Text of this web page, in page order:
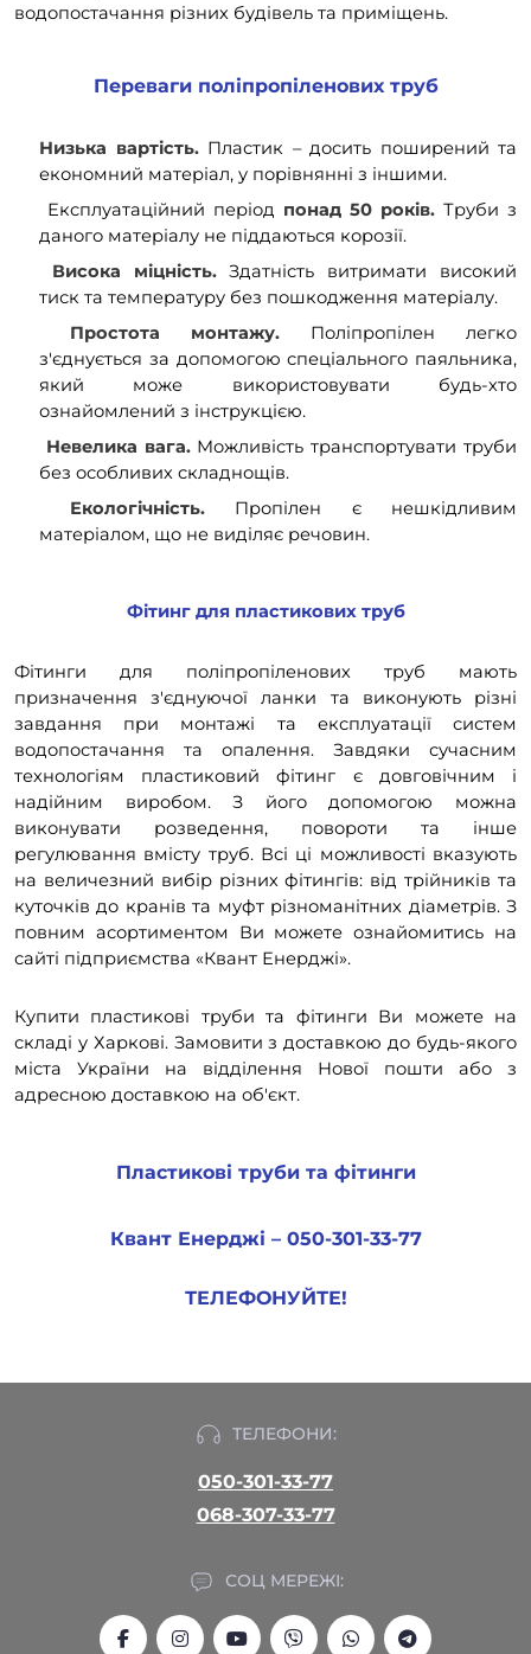
водопостачання різних будівель та приміщень.
Переваги поліпропіленових труб
Низька вартість.Пластик – досить поширений та
економний матеріал, у порівнянні з іншими.
Експлуатаційний період понад 50 років. Труби з
даного матеріалу не піддаються корозії.
Висока міцність.Здатність витримати високий
тиск та температуру без пошкодження матеріалу.
Простота монтажу. Поліпропілен легко
з'єднується за допомогою спеціального паяльника,
який може використовувати будь-хто
ознайомлений з інструкцією.
Невелика вага. Можливість транспортувати труби
без особливих складнощів.
Екологічність.Пропілен є нешкідливим
матеріалом, що не виділяє речовин.
Фітинг для пластикових труб
Фітинги для поліпропіленових труб мають
призначення з'єднуючої ланки та виконують різні
завдання при монтажі та експлуатації систем
водопостачання та опалення. Завдяки сучасним
технологіям пластиковий фітинг є довговічним і
надійним виробом. З його допомогою можна
виконувати розведення, повороти та інше
регулювання вмісту труб. Всі ці можливості вказують
на величезний вибір різних фітингів: від трійників та
куточків до кранів та муфт різноманітних діаметрів. З
повним асортиментом Ви можете ознайомитись на
сайті підприємства «Квант Енерджі».
Купити пластикові труби та фітинги Ви можете на
складі у Харкові. Замовити з доставкою до будь-якого
міста України на відділення Нової пошти або з
адресною доставкою на об'єкт.
Пластикові труби та фітинги
Квант Енерджі – 050-301-33-77
ТЕЛЕФОНУЙТЕ!
ТЕЛЕФОНИ:
050-301-33-77
068-307-33-77
СОЦ МЕРЕЖІ: